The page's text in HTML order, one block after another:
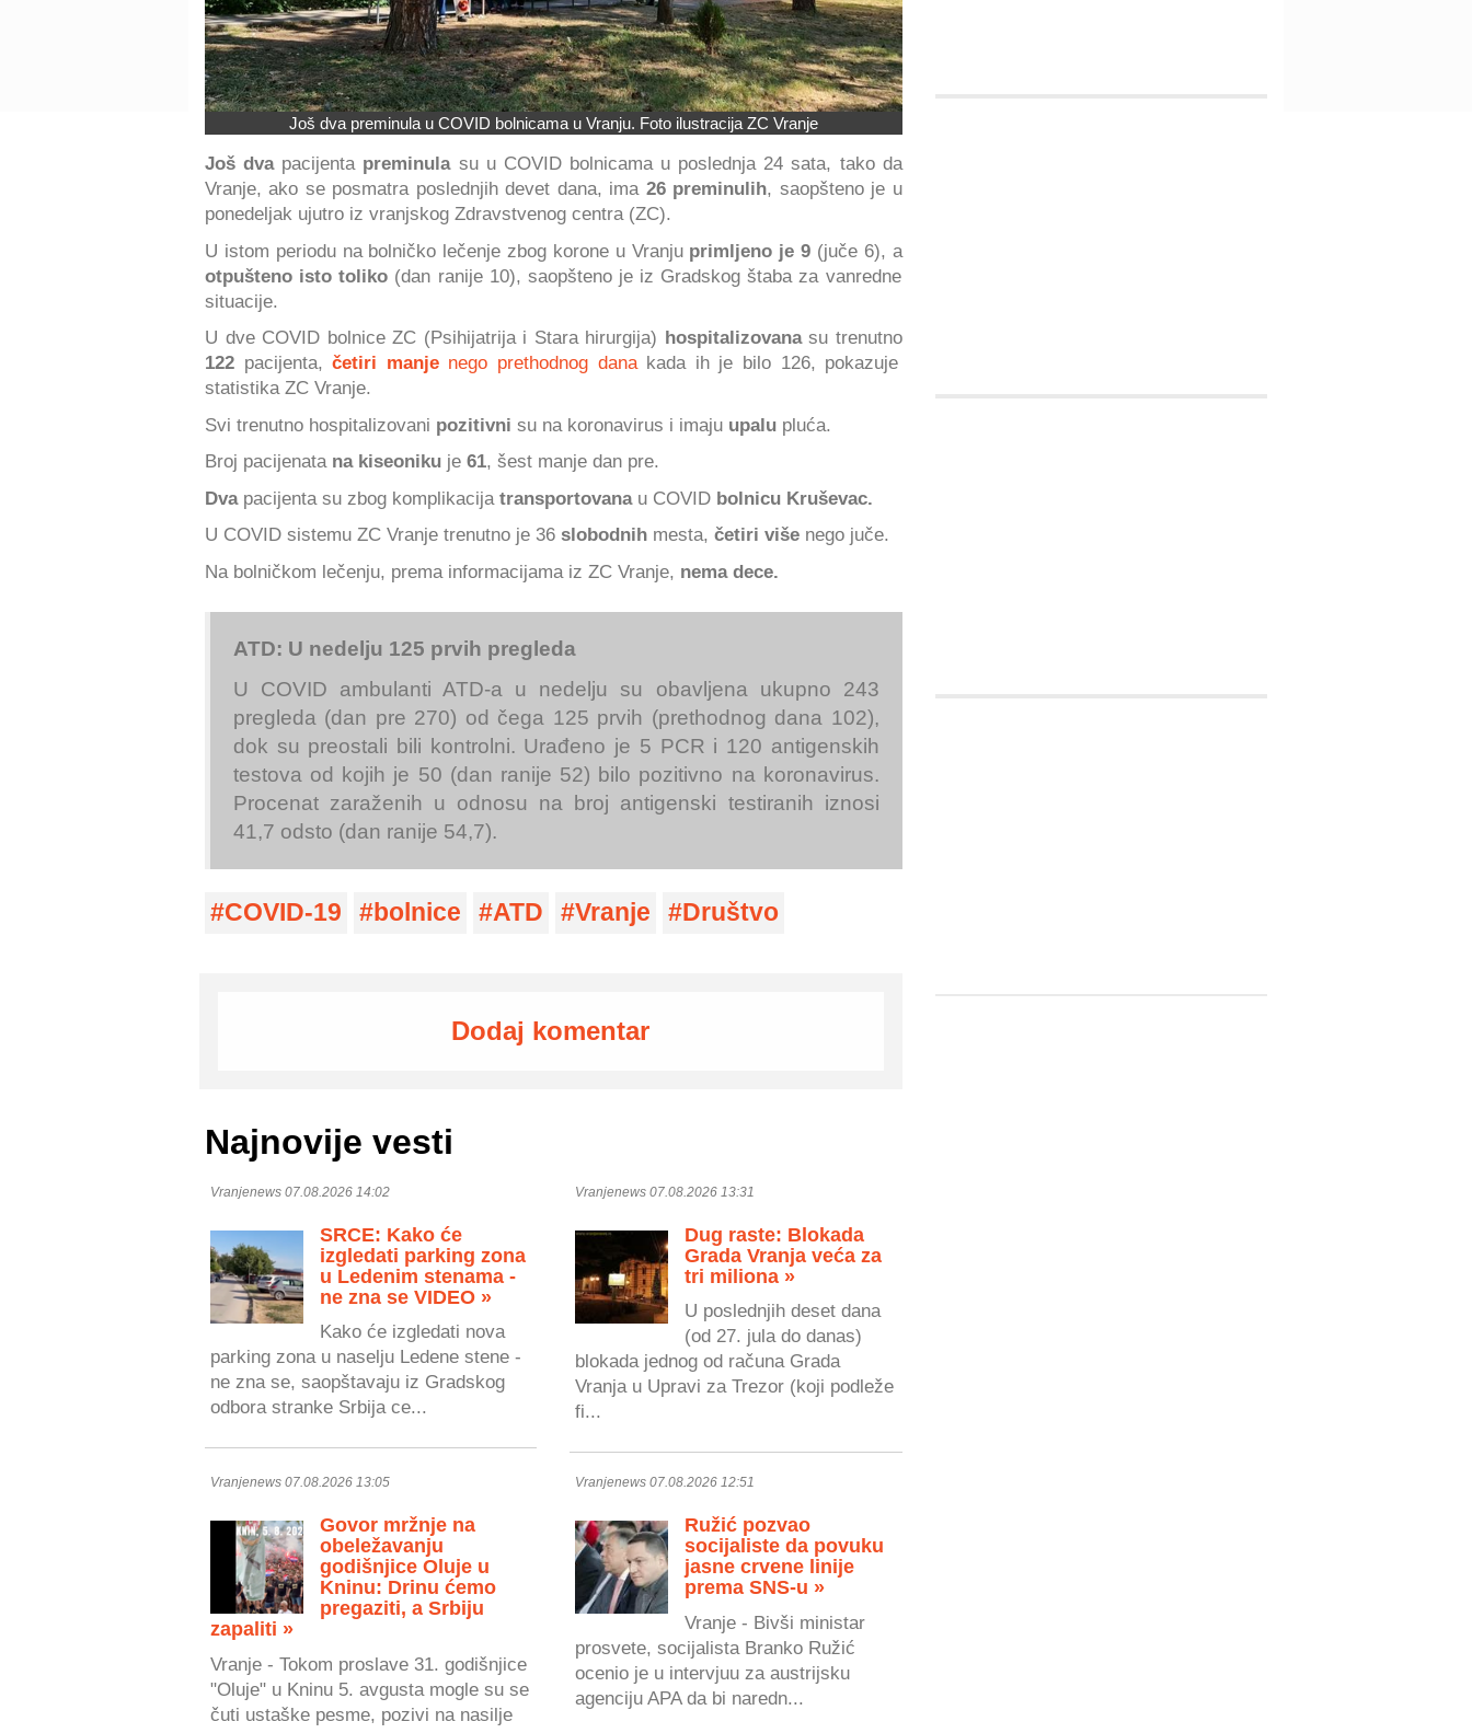
Još dva preminula u COVID bolnicama u Vranju. Foto ilustracija ZC Vranje
Još dva pacijenta preminulasu u COVID bolnicama u poslednja 24 sata, tako da
Vranje, ako se posmatra poslednjih devet dana, ima 26 preminulih, saopšteno je u
ponedeljak ujutro iz vranjskog Zdravstvenog centra (ZC).
U istom periodu na bolničko lečenje zbog korone u Vranju primljeno je 9 (juče 6), a
otpušteno isto toliko (dan ranije 10), saopšteno je iz Gradskog štaba za vanredne
situacije.
U dve COVID bolnice ZC (Psihijatrija i Stara hirurgija) hospitalizovanasu trenutno
122 pacijenta, četiri manje nego prethodnog danakada ih je bilo 126, pokazuje
statistika ZC Vranje.
Svi trenutno hospitalizovani pozitivni su na koronavirus i imaju upalu pluća.
Broj pacijenata na kiseoniku je 61, šest manje dan pre.
Dva pacijenta su zbog komplikacija transportovana u COVID bolnicu Kruševac.
U COVID sistemu ZC Vranje trenutno je 36 slobodnih mesta, četiri više nego juče.
Na bolničkom lečenju, prema informacijama iz ZC Vranje, nema dece.
ATD: U nedelju 125 prvih pregleda
U COVID ambulanti ATD-a u nedelju su obavljena ukupno 243
pregleda (dan pre 270) od čega 125 prvih (prethodnog dana 102),
dok su preostali bili kontrolni. Urađeno je 5 PCR i 120 antigenskih
testova od kojih je 50 (dan ranije 52) bilo pozitivno na koronavirus.
Procenat zaraženih u odnosu na broj antigenski testiranih iznosi
41,7 odsto (dan ranije 54,7).
COVID-19 bolnice ATD Vranje Društvo
Dodaj komentar
Najnovije vesti
Vranjenews 07.08.2026 14:02
SRCE: Kako će
izgledati parking zona
u Ledenim stenama -
ne zna se VIDEO »
Kako će izgledati nova
parking zona u naselju Ledene stene -
ne zna se, saopštavaju iz Gradskog
odbora stranke Srbija ce...
Vranjenews 07.08.2026 13:31
Dug raste: Blokada
Grada Vranja veća za
tri miliona »
U poslednjih deset dana
(od 27. jula do danas)
blokada jednog od računa Grada
Vranja u Upravi za Trezor (koji podleže
fi...
Vranjenews 07.08.2026 13:05
Govor mržnje na
obeležavanju
godišnjice Oluje u
Kninu: Drinu ćemo
pregaziti, a Srbiju
zapaliti »
Vranje - Tokom proslave 31. godišnjice
"Oluje" u Kninu 5. avgusta mogle su se
čuti ustaške pesme, pozivi na nasilje
Vranjenews 07.08.2026 12:51
Ružić pozvao
socijaliste da povuku
jasne crvene linije
prema SNS-u »
Vranje - Bivši ministar
prosvete, socijalista Branko Ružić
ocenio je u intervjuu za austrijsku
agenciju APA da bi naredn...